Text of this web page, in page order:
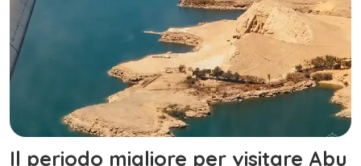
Il periodo migliore per visitare Abu